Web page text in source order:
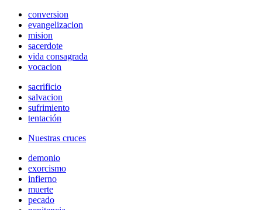
conversion
evangelizacion
mision
sacerdote
vida consagrada
vocacion
sacrificio
salvacion
sufrimiento
tentación
Nuestras cruces
demonio
exorcismo
infierno
muerte
pecado